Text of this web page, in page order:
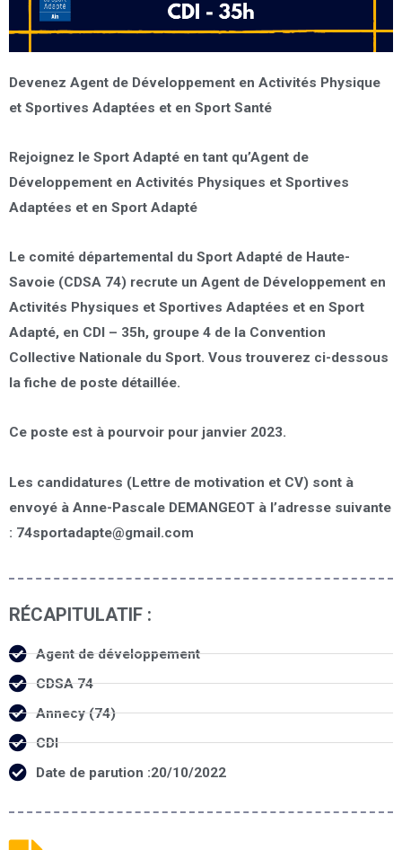
Devenez Agent de Développement en Activités Physique
et Sportives Adaptées et en Sport Santé
Rejoignez le Sport Adapté en tant qu’Agent de
Développement en Activités Physiques et Sportives
Adaptées et en Sport Adapté
Le comité départemental du Sport Adapté de Haute-
Savoie (CDSA 74) recrute un Agent de Développement en
Activités Physiques et Sportives Adaptées et en Sport
Adapté, en CDI – 35h, groupe 4 de la Convention
Collective Nationale du Sport. Vous trouverez ci-dessous
la fiche de poste détaillée.
Ce poste est à pourvoir pour janvier 2023.
Les candidatures (Lettre de motivation et CV) sont à
envoyé à Anne-Pascale DEMANGEOT à l’adresse suivante
: 74sportadapte@gmail.com
RÉCAPITULATIF :
Agent de développement
CDSA 74
Annecy (74)
CDI
Date de parution :20/10/2022